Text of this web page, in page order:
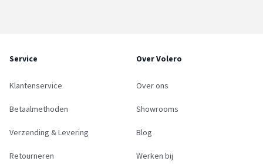
Service
Klantenservice
Betaalmethoden
Verzending & Levering
Retourneren
Over Volero
Over ons
Showrooms
Blog
Werken bij